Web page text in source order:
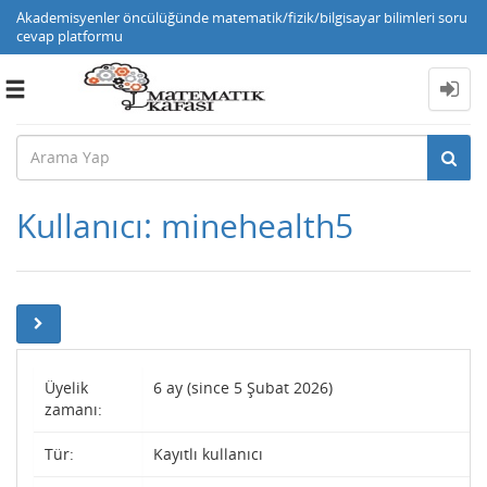
Akademisyenler öncülüğünde matematik/fizik/bilgisayar bilimleri soru
cevap platformu
Toggle
Kullanıcı: minehealth5
Üyelik
zamanı:
6 ay (since 5 Şubat 2026)
Tür: Kayıtlı kullanıcı